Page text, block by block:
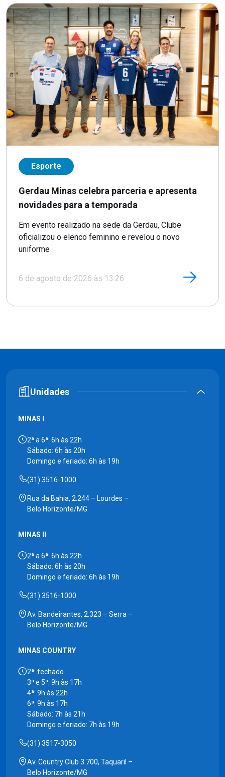
Esporte
Gerdau Minas celebra parceria e apresenta
novidades para a temporada
Em evento realizado na sede da Gerdau, Clube
oficializou o elenco feminino e revelou o novo
uniforme
6 de agosto de 2026 às 13:26
Unidades
MINAS I
2ª a 6ª: 6h às 22h
Sábado: 6h às 20h
Domingo e feriado: 6h às 19h
(31) 3516-1000
Rua da Bahia, 2.244 – Lourdes –
Belo Horizonte/MG
MINAS II
2ª a 6ª: 6h às 22h
Sábado: 6h às 20h
Domingo e feriado: 6h às 19h
(31) 3516-1000
Av. Bandeirantes, 2.323 – Serra –
Belo Horizonte/MG
MINAS COUNTRY
2ª: fechado
3ª e 5ª: 9h às 17h
4ª: 9h às 22h
6ª: 9h às 17h
Sábado: 7h às 21h
Domingo e feriado: 7h às 19h
(31) 3517-3050
Av. Country Club 3.700, Taquaril –
Belo Horizonte/MG